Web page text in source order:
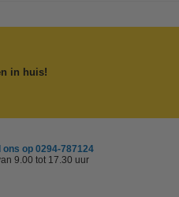
in huis!
ons op 0294-787124
9.00 tot 17.30 uur